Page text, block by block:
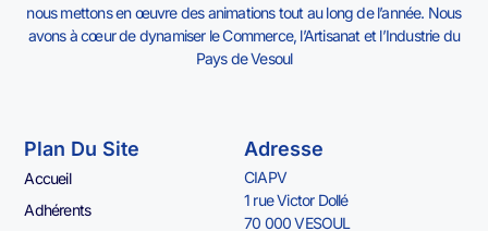
nous mettons en œuvre des animations tout au long de l’année. Nous
avons à cœur de dynamiser le Commerce, l’Artisanat et l’Industrie du
Pays de Vesoul
Plan Du Site
Accueil
Adhérents
Adresse
CIAPV
1 rue Victor Dollé
70 000 VESOUL